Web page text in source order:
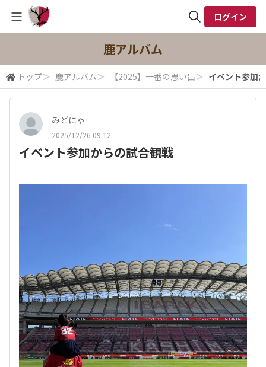
検索
ログイン
鹿アルバム
トップ＞ 鹿アルバム＞ 【2025】一番の思い出＞ イベント参加
みどにゃ
2025/12/26 09:12
イベント参加からの試合観戦